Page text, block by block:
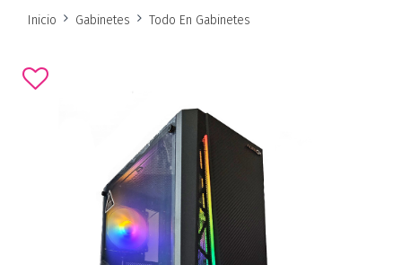
Inicio Gabinetes Todo En Gabinetes